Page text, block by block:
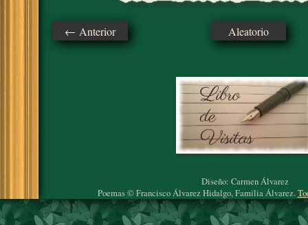
← Anterior Aleatorio
Diseño: Carmen Álvarez
Poemas © Francisco Álvarez Hidalgo, Familia Álvarez.